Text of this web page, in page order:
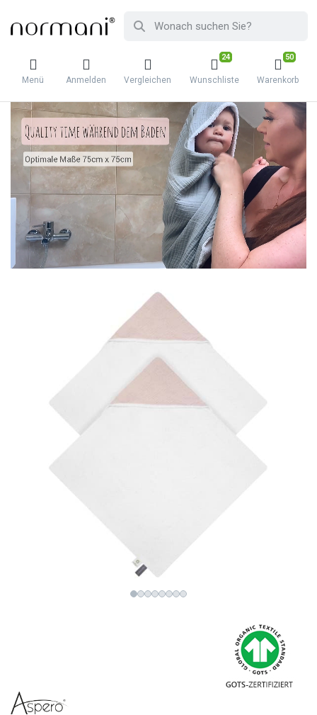
Menü Anmelden Vergleichen
24
Wunschliste
50
Warenkorb